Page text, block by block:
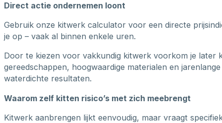
Direct actie ondernemen loont
Gebruik onze kitwerk calculator voor een directe
je op – vaak al binnen enkele uren.
Door te kiezen voor vakkundig kitwerk voorkom je later
gereedschappen, hoogwaardige materialen en
waterdichte resultaten.
Waarom zelf kitten risico’s met zich meebrengt
Kitwerk aanbrengen lijkt eenvoudig, maar vraagt